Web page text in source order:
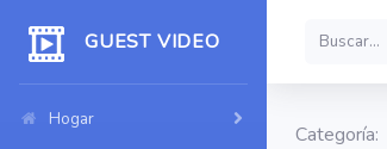
GUEST VIDEO
Hogar
Categoría: